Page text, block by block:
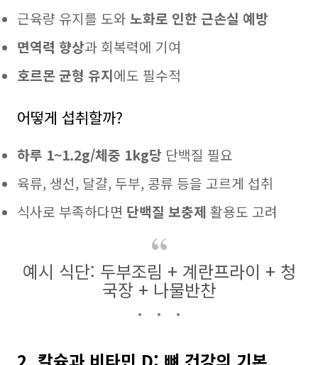
근육량 유지를 도와 노화로 인한 근손실 예방
면역력 향상과 회복력에 기여
호르몬 균형 유지에도 필수적
어떻게 섭취할까?
하루 1~1.2g/체중 1kg당 단백질 필요
육류, 생선, 달걀, 두부, 콩류 등을 고르게 섭취
식사로 부족하다면 단백질 보충제 활용도 고려
예시 식단: 두부조림 + 계란프라이 + 청
국장 + 나물반찬